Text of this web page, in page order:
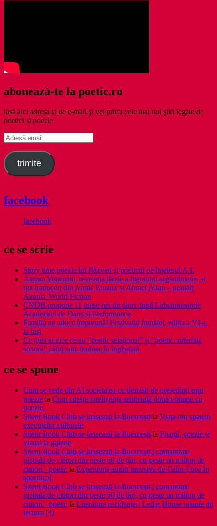
abonează-te la poetic.ro
lasă aici adresa ta de e-mail şi vei primi cele mai noi ştiri legate de
poetici şi poezie
Adresă
email
trimite
facebook
facebook
ce se scrie
Story time poezia lui Răzvan și poeticul pe înțelesul A.I.
Aurora Venturini, revelația târzie a literaturii argentiniene, și
noi traduceri din Annie Ernaux și Ahmet Altan – noutăți
Anansi. World Fiction
CNDB propune 11 piese noi de dans după Laboaratoarele
Academiei de Dans și Performance
Familia ne aduce împreună! Festivalul familiei, ediția a VI-a,
la Iași
Ce gust ai zice că au ”poetic relațional” și ”poetic. interfața
sonoră” când sunt traduse în înghețată
ce se spune
Cum se vede din AI societatea cu demisii de președinți prin
poezie la Cum citește inteligența artificială două volume cu
poezie
Silent Book Club se lansează la București la Viaţa din spatele
execuţiilor culturale
Silent Book Club se lansează la București la Foarţă, poezie şi
vizual la galerie
Silent Book Club se lansează la București | comunitate
globală de cititori din peste 60 de țări, cu peste un milion de
cititori - poetic la Experiență audio imersivă de Călin Țopa în
spectacol
Silent Book Club se lansează la București | comunitate
globală de cititori din peste 60 de țări, cu peste un milion de
cititori - poetic la Literatura rezidenţei- Ledig House inainte de
lectura (3)